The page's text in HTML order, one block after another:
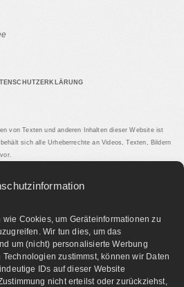
Cookies, um Geräteinformationen zu
Wir tun dies, um das
um (nicht) personalisierte Werbung
zustimmst, können wir Daten
IDs auf dieser Website
nicht erteilst oder zurückziehst,
von Texten und anderen Inhalten dieser Website ist
sich alle Urheberrechte an Videos, Texten, Bildern